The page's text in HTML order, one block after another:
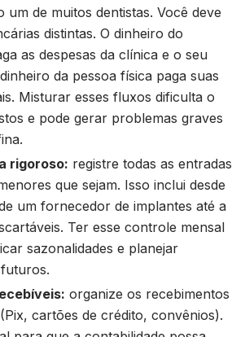
de muitos dentistas. Você deve
distintas. O dinheiro do
as despesas da clínica e o seu
da pessoa física paga suas
Misturar esses fluxos dificulta o
e pode gerar problemas graves
rigoroso: registre todas as entradas
que sejam. Isso inclui desde
um fornecedor de implantes até a
Ter esse controle mensal
sazonalidades e planejar
organize os recebimentos
cartões de crédito, convênios).